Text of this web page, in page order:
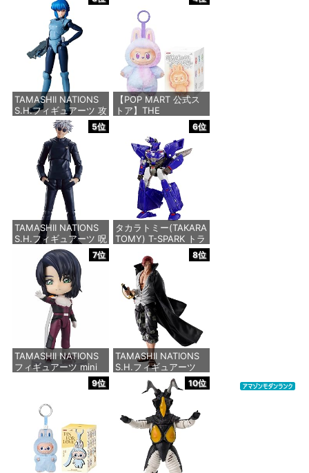
イダーBLACK RX 約
150mm PVC&ABS&布
製 塗装済み可動フィギ
価格：¥12,480
キリー ロイ・フォッカ
ースペシャル リバイバ
ルVer. 約280mm
ABS&ダイキャスト
&PVC製 塗装済み可動
フィギュア
価格：¥26,409
TAMASHII NATIONS
S.H.フィギュアーツ 攻
殻機動隊 THE GHOST
IN THE SHELL 草薙素
子 約140mm
PVC&ABS製 塗装済み
可動フィギュア
価格：¥9,000
【POP MART 公式ス
トア】THE
MONSTERS Big into
Energy シリーズ ぬい
ぐるみペンダント 【1
ピース】 エナジーラブ
ブ labubu ラブブ らぶ
ぶ ポップマート ブラ
インドボックス フィギ
ュア おもちゃ ガチャ
ガチャ
価格：¥2,750
5位
TAMASHII NATIONS
S.H.フィギュアーツ 呪
術廻戦 懐玉・玉折 五
条悟-呪術高専- 約
160mm PVC&ABS製
塗装済み可動フィギュ
価格：¥8,373
6位
タカラトミー(TAKARA
TOMY) T-SPARK トラ
ンスフォーマー ニュー
レジェンズ NL-07 サ
ウンドウェーブ 可動フ
ィギュア
価格：¥4,440
7位
TAMASHII NATIONS
フィギュアーツ mini
SEED FREEDOM アス
約90mm PVC&ABS製
塗装済み可動フィギュ
価格：¥3,850
8位
TAMASHII NATIONS
S.H.フィギュアーツ
ONE PIECE シャンク
ス -マリンフォード頂
上決戦- 約165mm
PVC&ABS&布製 塗装
済み可動フィギュア
価格：¥8,918
9位 10位